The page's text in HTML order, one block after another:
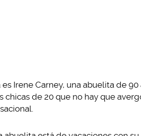
es Irene Carney, una abuelita de
chicas de 20 que no hay que